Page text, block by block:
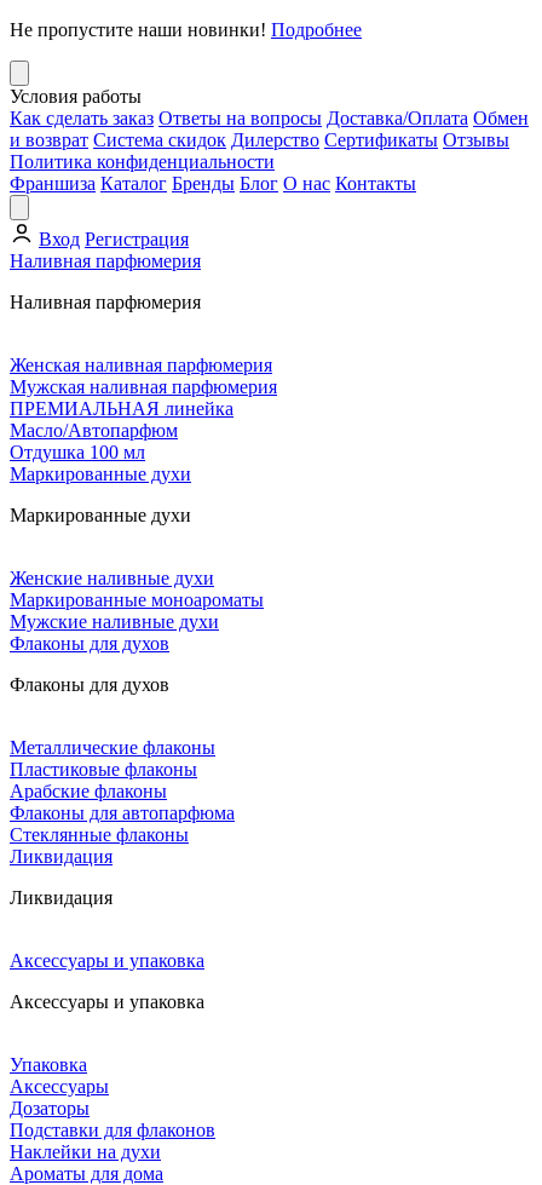
Не пропустите наши новинки! Подробнее
Условия работы
Как сделать заказ Ответы на вопросы Доставка/Оплата Обмен
и возврат Система скидок Дилерство Сертификаты Отзывы
Политика конфиденциальности
Франшиза Каталог Бренды Блог О нас Контакты
Вход Регистрация
Наливная парфюмерия
Наливная парфюмерия
Женская наливная парфюмерия
Мужская наливная парфюмерия
ПРЕМИАЛЬНАЯ линейка
Масло/Автопарфюм
Отдушка 100 мл
Маркированные духи
Маркированные духи
Женские наливные духи
Маркированные моноароматы
Мужские наливные духи
Флаконы для духов
Флаконы для духов
Металлические флаконы
Пластиковые флаконы
Арабские флаконы
Флаконы для автопарфюма
Стеклянные флаконы
Ликвидация
Ликвидация
Аксессуары и упаковка
Аксессуары и упаковка
Упаковка
Аксессуары
Дозаторы
Подставки для флаконов
Наклейки на духи
Ароматы для дома